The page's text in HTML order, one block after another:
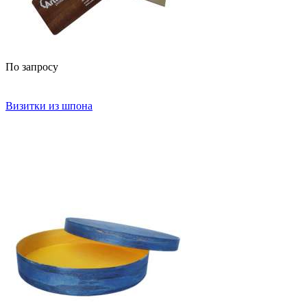
По запросу
Визитки из шпона